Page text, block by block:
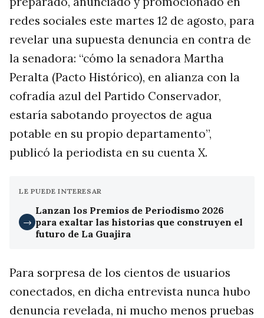
redes sociales este martes 12 de agosto, para
revelar una supuesta denuncia en contra de
la senadora: “cómo la senadora Martha
Peralta (Pacto Histórico), en alianza con la
cofradía azul del Partido Conservador,
estaría sabotando proyectos de agua
potable en su propio departamento”,
publicó la periodista en su cuenta X.
LE PUEDE INTERESAR
→
Lanzan los Premios de Periodismo 2026
para exaltar las historias que construyen el
futuro de La Guajira
Para sorpresa de los cientos de usuarios
conectados, en dicha entrevista nunca hubo
denuncia revelada, ni mucho menos pruebas